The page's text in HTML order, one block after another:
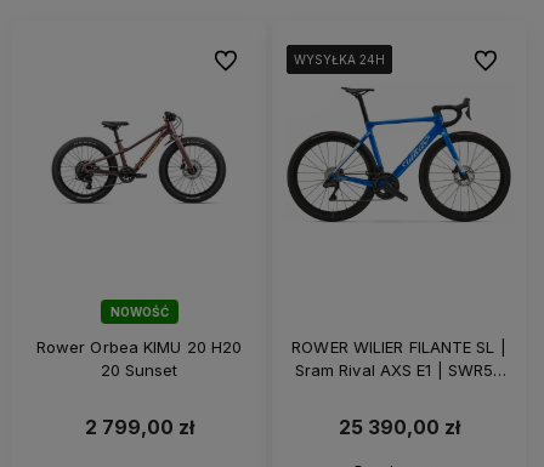
NOWOŚĆ
Rower Orbea KIMU 20 H20
20 Sunset
2 799,00 zł
Do ulubionychWYSYŁKA 24H
WYSYŁKA 24H
WYSYŁKA 24H
WYSYŁKA 24H
WYSYŁKA 24H
ROWER WILIER FILANTE SL |
Sram Rival AXS E1 | SWR50
25 390,00 zł
Do